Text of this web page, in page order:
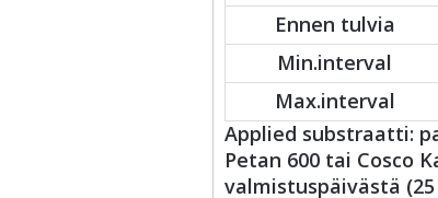
Ennen tulvia
Min.interval
Max.interval
Applied substraatti:
Petan 600 tai Cosco
valmistuspäivästä (25